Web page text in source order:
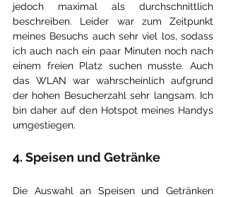
jedoch maximal als durchschnittlich
beschreiben. Leider war zum Zeitpunkt
meines Besuchs auch sehr viel los, sodass
ich auch nach ein paar Minuten noch nach
einem freien Platz suchen musste. Auch
das WLAN war wahrscheinlich aufgrund
der hohen Besucherzahl sehr langsam. Ich
bin daher auf den Hotspot meines Handys
umgestiegen.
4. Speisen und Getränke
Die Auswahl an Speisen und Getränken